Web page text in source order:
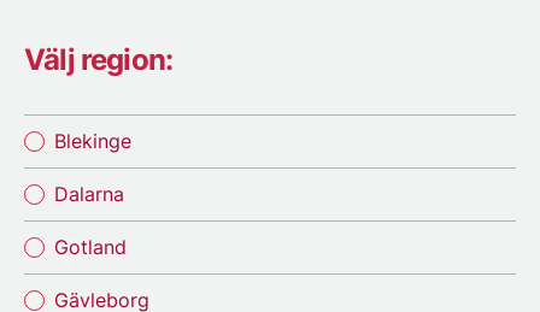
Välj region:
Blekinge
Dalarna
Gotland
Gävleborg